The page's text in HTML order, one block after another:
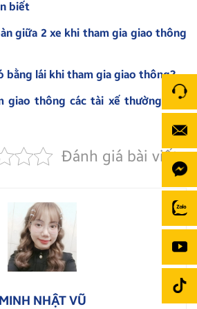
biết
giữa 2 xe khi tham gia giao thông
bằng lái khi tham gia giao thông?
giao thông các tài xế thường mắc
Đánh giá bài viết
MINH NHẬT VŨ